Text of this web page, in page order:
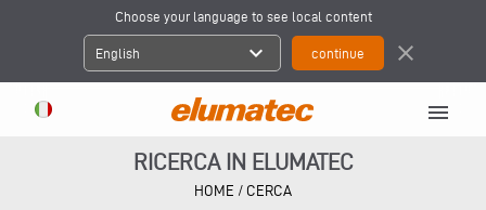
Choose your language to see local content
English expand_more close
menu
RICERCA IN ELUMATEC
HOME / CERCA